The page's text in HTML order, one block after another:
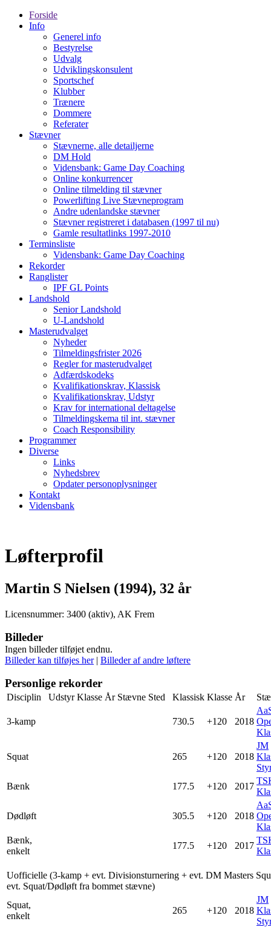
Forside
Info
Generel info
Bestyrelse
Udvalg
Udviklingskonsulent
Sportschef
Klubber
Trænere
Dommere
Referater
Stævner
Stævnerne, alle detailjerne
DM Hold
Vidensbank: Game Day Coaching
Online konkurrencer
Online tilmelding til stævner
Powerlifting Live Stævneprogram
Andre udenlandske stævner
Stævner registreret i databasen (1997 til nu)
Gamle resultatlinks 1997-2010
Terminsliste
Vidensbank: Game Day Coaching
Rekorder
Ranglister
IPF GL Points
Landshold
Senior Landshold
U-Landshold
Masterudvalget
Nyheder
Tilmeldingsfrister 2026
Regler for masterudvalget
Adfærdskodeks
Kvalifikationskrav, Klassisk
Kvalifikationskrav, Udstyr
Krav for international deltagelse
Tilmeldingskema til int. stævner
Coach Responsibility
Programmer
Diverse
Links
Nyhedsbrev
Opdater personoplysninger
Kontakt
Vidensbank
Løfterprofil
Martin S Nielsen (1994), 32 år
Licensnummer: 3400 (aktiv), AK Frem
Billeder
Ingen billeder tilføjet endnu.
Billeder kan tilføjes her| Billeder af andre løftere
Personlige rekorder
Disciplin Udstyr Klasse År Stævne Sted Klassisk Klasse År
3-kamp 730.5 +120 2018
Squat 265 +120 2018
JM
Bænk
177.5 +120 2017
Dødløft 305.5 +120 2018
Bænk,
enkelt
177.5 +120 2017
Uofficielle (3-kamp + evt. Divisionsturnering + evt. DM Masters
evt. Squat/Dødløft fra bommet stævne)
Squat,
enkelt
265 +120 2018
JM